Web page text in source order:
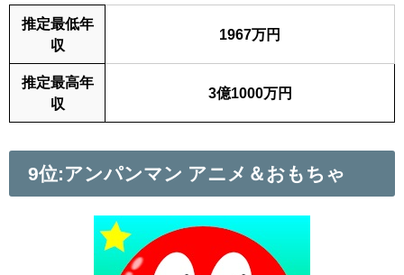
推定最低年
収
1967万円
推定最高年
収
3億1000万円
9位:アンパンマン アニメ＆おもちゃ